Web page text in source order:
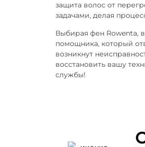
защита волос от
задачами, делая
Выбирая фен Rowenta,
помощника, который
возникнут
восстановить вашу
службы!